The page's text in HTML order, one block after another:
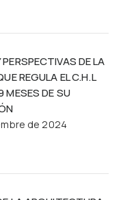
DE LA
REGULA EL C.H.L
MESES DE SU
de 2024